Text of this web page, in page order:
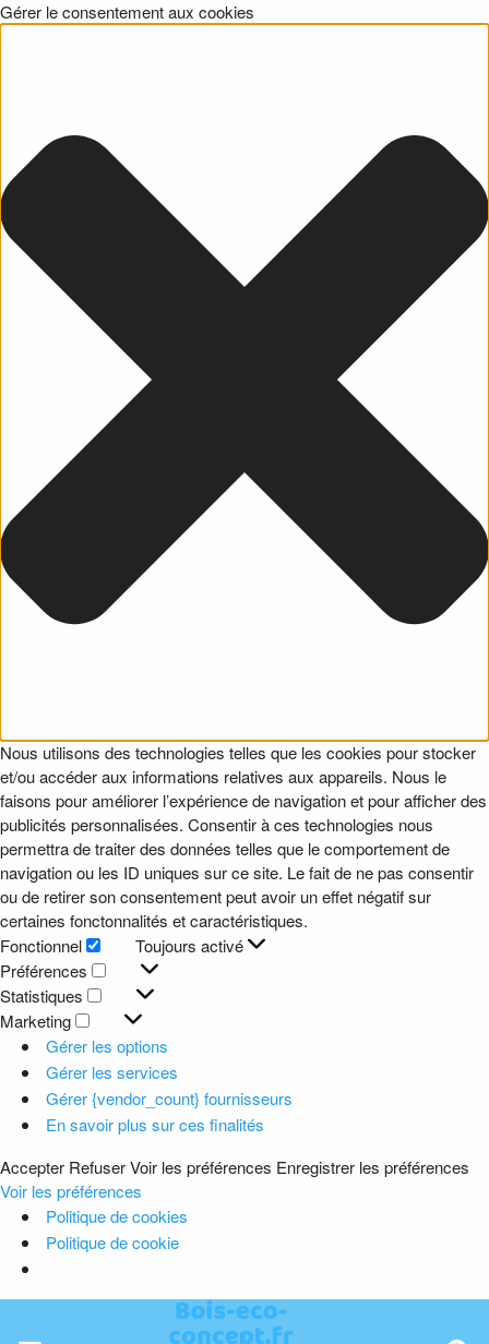
Gérer le consentement aux cookies
Nous utilisons des technologies telles que les cookies pour stocker
et/ou accéder aux informations relatives aux appareils. Nous le
faisons pour améliorer l’expérience de navigation et pour afficher des
publicités personnalisées. Consentir à ces technologies nous
permettra de traiter des données telles que le comportement de
navigation ou les ID uniques sur ce site. Le fait de ne pas consentir
ou de retirer son consentement peut avoir un effet négatif sur
certaines fonctonnalités et caractéristiques.
Fonctionnel
Fonctionnel
Toujours activé
Préférences
Préférences
Statistiques
Statistiques
Marketing
Marketing
Gérer les options
Gérer les services
Gérer {vendor_count} fournisseurs
En savoir plus sur ces finalités
Accepter RefuserVoir les préférences Enregistrer les préférences
Voir les préférences
Politique de cookies
Politique de cookie